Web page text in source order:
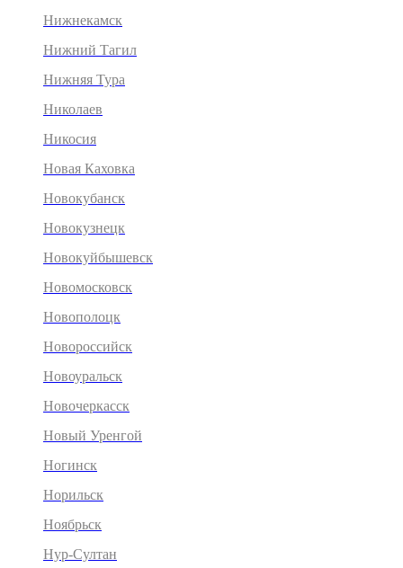
Нижнекамск
Нижний Тагил
Нижняя Тура
Николаев
Никосия
Новая Каховка
Новокубанск
Новокузнецк
Новокуйбышевск
Новомосковск
Новополоцк
Новороссийск
Новоуральск
Новочеркасск
Новый Уренгой
Ногинск
Норильск
Ноябрьск
Нур-Султан